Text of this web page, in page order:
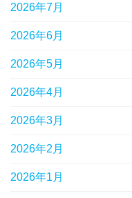
2026年7月
2026年6月
2026年5月
2026年4月
2026年3月
2026年2月
2026年1月